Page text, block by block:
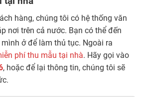
hàng, chúng tôi có hệ thống văn
nơi trên cả nước. Bạn có thể đến
ở để làm thủ tục. Ngoài ra
phí thu mẫu tại nhà. Hãy gọi vào
, hoặc để lại thông tin, chúng tôi sẽ